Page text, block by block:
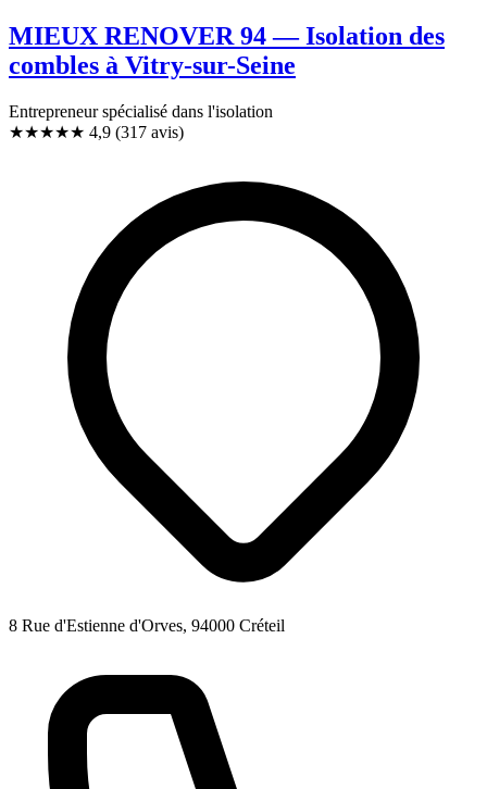
MIEUX RENOVER 94 — Isolation des
combles à Vitry-sur-Seine
Entrepreneur spécialisé dans l'isolation
★★★★★ 4,9 (317 avis)
8 Rue d'Estienne d'Orves, 94000 Créteil